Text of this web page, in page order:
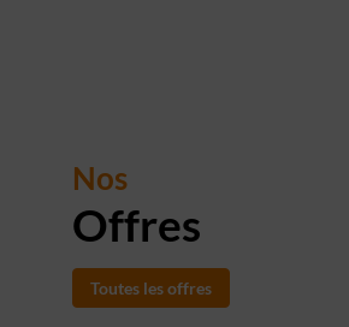
Nos
Offres
Toutes les offres